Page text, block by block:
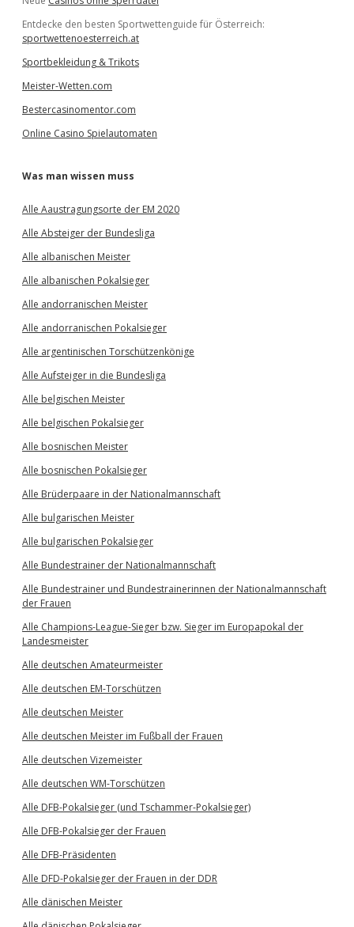
Entdecke den besten Sportwettenguide für Österreich:
sportwettenoesterreich.at
Sportbekleidung & Trikots
Meister-Wetten.com
Bestercasinomentor.com
Online Casino Spielautomaten
Was man wissen muss
Alle Aaustragungsorte der EM 2020
Alle Absteiger der Bundesliga
Alle albanischen Meister
Alle albanischen Pokalsieger
Alle andorranischen Meister
Alle andorranischen Pokalsieger
Alle argentinischen Torschützenkönige
Alle Aufsteiger in die Bundesliga
Alle belgischen Meister
Alle belgischen Pokalsieger
Alle bosnischen Meister
Alle bosnischen Pokalsieger
Alle Brüderpaare in der Nationalmannschaft
Alle bulgarischen Meister
Alle bulgarischen Pokalsieger
Alle Bundestrainer der Nationalmannschaft
Alle Bundestrainer und Bundestrainerinnen der Nationalmannschaft
der Frauen
Alle Champions-League-Sieger bzw. Sieger im Europapokal der
Landesmeister
Alle deutschen Amateurmeister
Alle deutschen EM-Torschützen
Alle deutschen Meister
Alle deutschen Meister im Fußball der Frauen
Alle deutschen Vizemeister
Alle deutschen WM-Torschützen
Alle DFB-Pokalsieger (und Tschammer-Pokalsieger)
Alle DFB-Pokalsieger der Frauen
Alle DFB-Präsidenten
Alle DFD-Pokalsieger der Frauen in der DDR
Alle dänischen Meister